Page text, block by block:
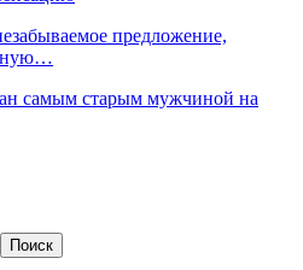
предложение,
самым старым мужчиной на